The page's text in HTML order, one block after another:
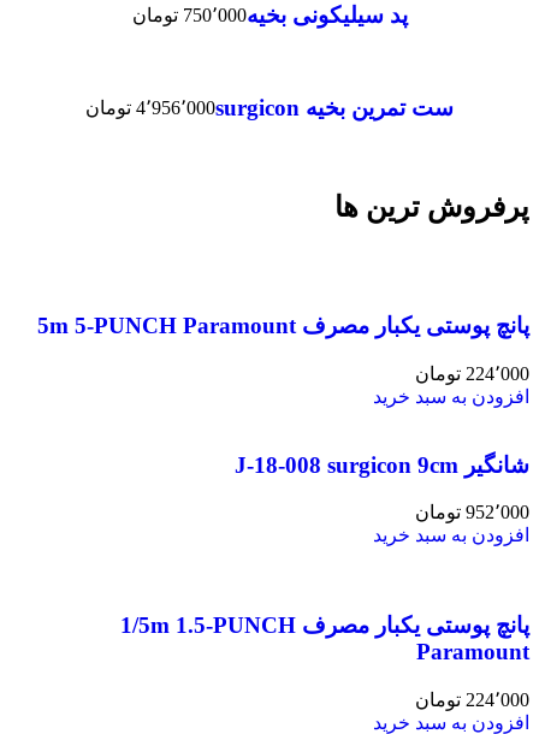
پد سیلیکونی بخیه750٬000 تومان
ست تمرین بخیه surgicon 4٬956٬000 تومان
پرفروش ترین ها
پانچ پوستی یکبار مصرف 5m 5-PUNCH Paramount
224٬000 تومان
افزودن به سبد خرید
شانگیر J-18-008 surgicon 9cm
952٬000 تومان
افزودن به سبد خرید
پانچ پوستی یکبار مصرف 1/5m 1.5-PUNCH
Paramount
224٬000 تومان
افزودن به سبد خرید